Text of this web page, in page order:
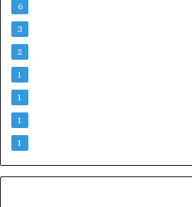
6
3
2
1
1
1
1